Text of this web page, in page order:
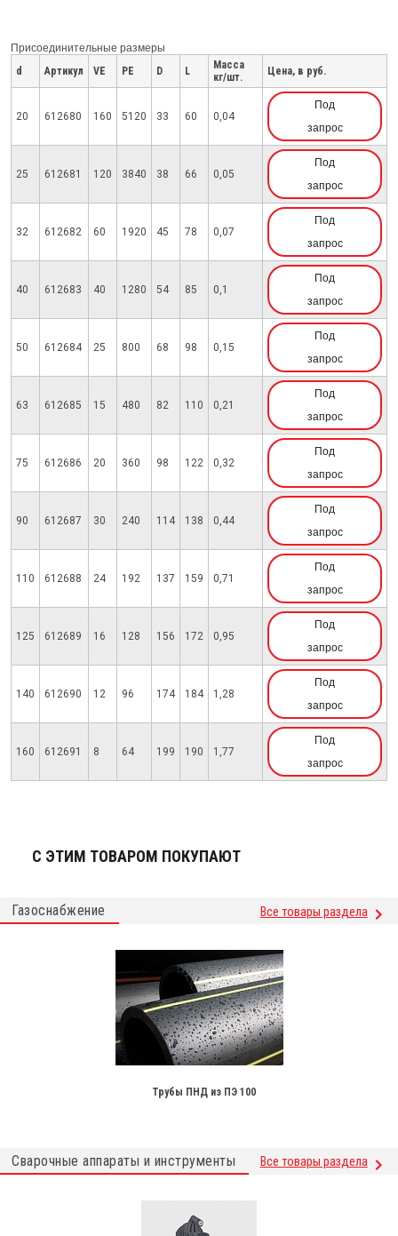
Присоединительные размеры
d
Артикул VE PE D L
Масса
кг/шт.
Цена, в руб.
20 612680 160 5120 33 60 0,04
Под
запрос
25 612681 120 3840 38 66 0,05
Под
запрос
32 612682 60 1920 45 78 0,07
Под
запрос
40 612683 40 1280 54 85 0,1
Под
запрос
50 612684 25 800 68 98 0,15
Под
запрос
63 612685 15 480 82 110 0,21
Под
запрос
75 612686 20 360 98 122 0,32
Под
запрос
90 612687 30 240 114 138 0,44
Под
запрос
110 612688 24 192 137 159 0,71
Под
запрос
125 612689 16 128 156 172 0,95
Под
запрос
140 612690 12 96 174 184 1,28
Под
запрос
160 612691 8 64 199 190 1,77
Под
запрос
С ЭТИМ ТОВАРОМ ПОКУПАЮТ
Газоснабжение Все товары раздела
Трубы ПНД из ПЭ 100
Сварочные аппараты и инструменты Все товары раздела